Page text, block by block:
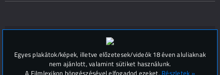
Hozzászólások (
Egyes plakátok/képek, illetve előzetesek/videók 18 éven aluliaknak
nem ajánlott, valamint sütiket használunk.
A Filmlexikon böngészésével elfogadod ezeket. Részletek »